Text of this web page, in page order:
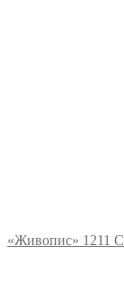
«Живопис» 1211